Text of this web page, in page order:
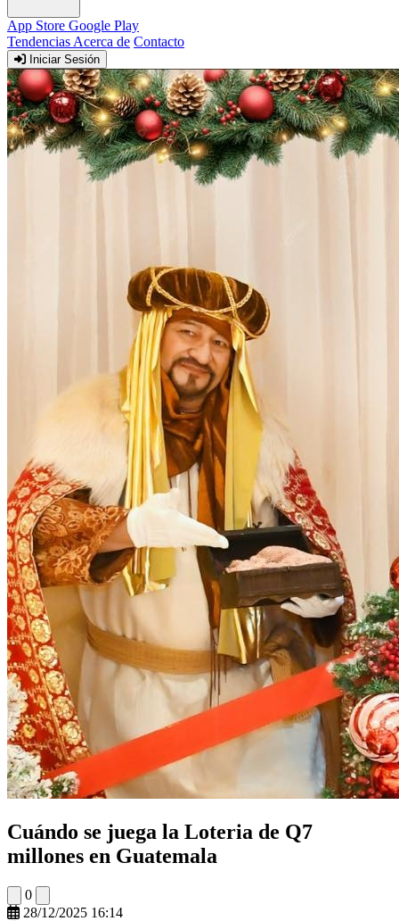
App Store Google Play
Tendencias Acerca de Contacto
Iniciar Sesión
Cuándo se juega la Loteria de Q7
millones en Guatemala
0
28/12/2025 16:14